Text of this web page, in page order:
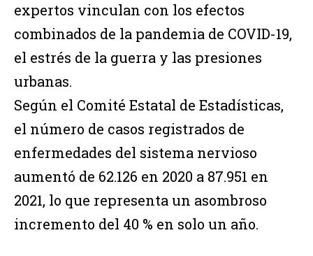
expertos vinculan con los efectos
combinados de la pandemia de COVID-19,
el estrés de la guerra y las presiones
urbanas.
Según el Comité Estatal de Estadísticas,
el número de casos registrados de
enfermedades del sistema nervioso
aumentó de 62.126 en 2020 a 87.951 en
2021, lo que representa un asombroso
incremento del 40 % en solo un año.